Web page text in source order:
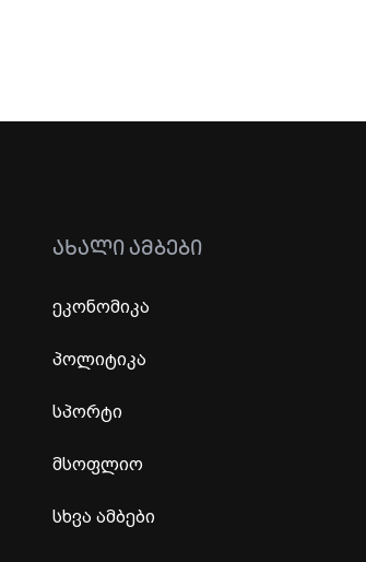
ᲐᲮᲐᲚᲘ ᲐᲛᲑᲔᲑᲘ
ეკონომიკა
პოლიტიკა
სპორტი
მსოფლიო
სხვა ამბები